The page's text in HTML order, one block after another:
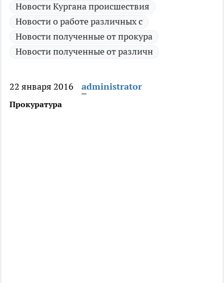
Новости Кургана происшествия
Новости о работе различных с
Новости полученные от прокура
Новости полученные от различн
22 января 2016 administrator
Прокуратура